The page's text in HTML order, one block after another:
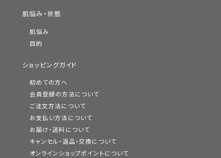
肌悩み・状態
肌悩み
目的
ショッピングガイド
初めての方へ
会員登録の方法について
ご注文方法について
お支払い方法について
お届け・送料について
キャンセル・返品・交換について
オンラインショップポイントについて